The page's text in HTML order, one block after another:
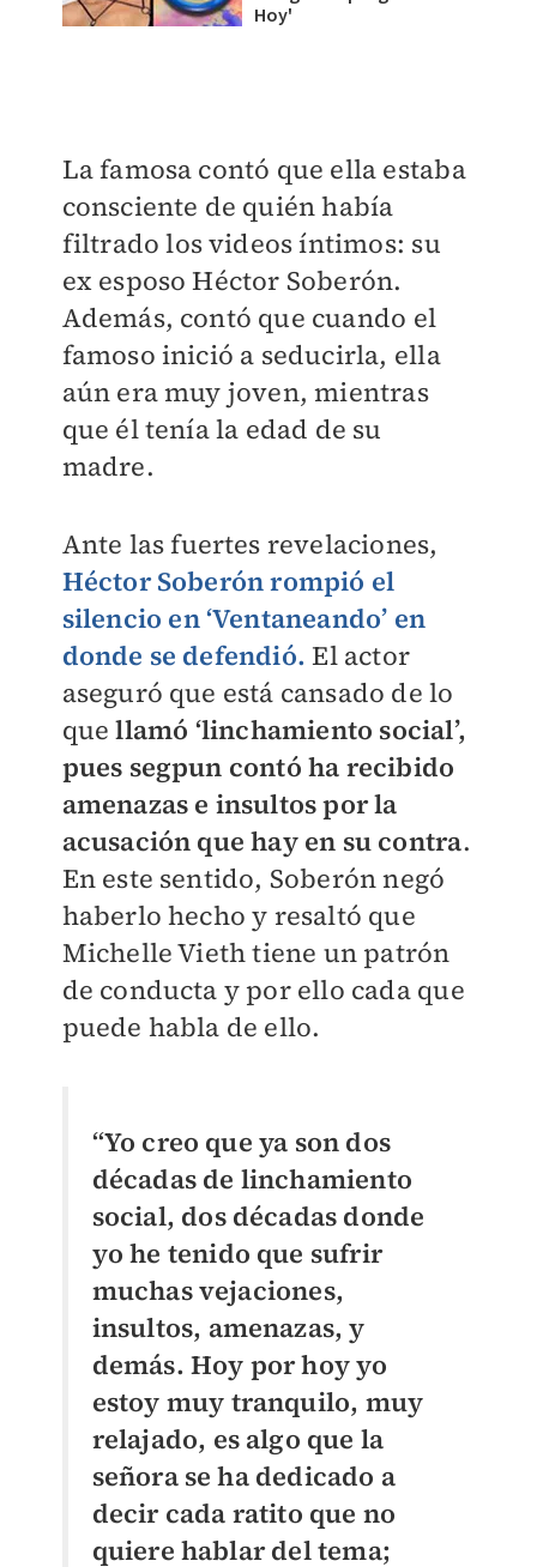
Hoy'
La famosa contó que ella estaba
consciente de quién había
filtrado los videos íntimos: su
ex esposo Héctor Soberón.
Además, contó que cuando el
famoso inició a seducirla, ella
aún era muy joven, mientras
que él tenía la edad de su
madre.
Ante las fuertes revelaciones,
Héctor Soberón rompió el
silencio en ‘Ventaneando’ en
donde se defendió. El actor
aseguró que está cansado de lo
que llamó ‘linchamiento social’,
pues segpun contó ha recibido
amenazas e insultos por la
acusación que hay en su contra.
En este sentido, Soberón negó
haberlo hecho y resaltó que
Michelle Vieth tiene un patrón
de conducta y por ello cada que
puede habla de ello.
“Yo creo que ya son dos
décadas de linchamiento
social, dos décadas donde
yo he tenido que sufrir
muchas vejaciones,
insultos, amenazas, y
demás. Hoy por hoy yo
estoy muy tranquilo, muy
relajado, es algo que la
señora se ha dedicado a
decir cada ratito que no
quiere hablar del tema;